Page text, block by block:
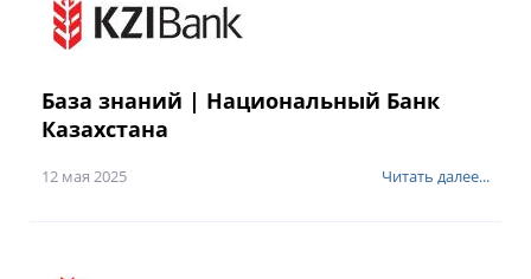
База знаний | Национальный Банк
Казахстана
12 мая 2025 Читать далее...